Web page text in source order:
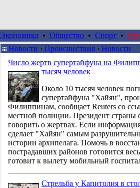
Экономика • Общество • Спорт •
Новости › Происшествия › Новости
Число жертв супертайфуна на
тысяч человек
Около 10 тысяч человек
супертайфуна "Хайян",
Филиппинам, сообщает Reuters со
местной полиции. Президент страны
говорить о жертвах. Если
сделает "Хайян" самым
истории архипелага. Помочь в
пострадавших районов готовится
готовит к вылету мобильный
Стрельба у Капитолия в